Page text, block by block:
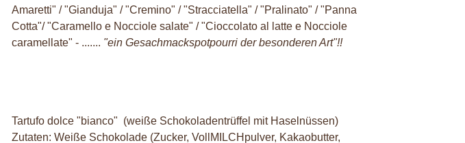
Amaretti" / "Gianduja" / "Cremino" / "Stracciatella" / "Pralinato" / "Panna
Cotta"/ "Caramello e Nocciole salate" / "Cioccolato al latte e Nocciole
caramellate" - ....... "ein Gesachmackspotpourri der besonderen Art"!!
Tartufo dolce "bianco" (weiße Schokoladentrüffel mit Haselnüssen)
Zutaten: Weiße Schokolade (Zucker, VollMILCHpulver, Kakaobutter,